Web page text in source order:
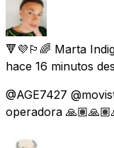
🔻💜🏳️‍🌈 Marta
hace 16 minutos
@AGE7427
operadora